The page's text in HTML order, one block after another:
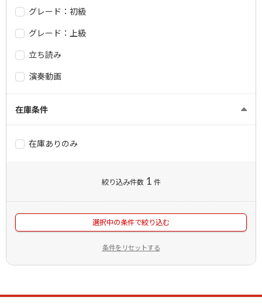
グレード：初級
グレード：上級
立ち読み
演奏動画
在庫条件
在庫ありのみ
絞り込み件数 1 件
選択中の条件で絞り込む
条件をリセットする